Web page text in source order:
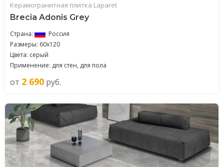
Керамогранитная плитка Laparet
Brecia Adonis Grey
Страна:
Россия
Размеры: 60x120
Цвета: серый
Применение: для стен, для пола
от 2 690 руб.